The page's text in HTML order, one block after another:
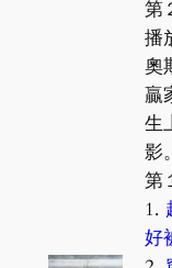
第
播
奧
贏
生
影。
第
1.
好